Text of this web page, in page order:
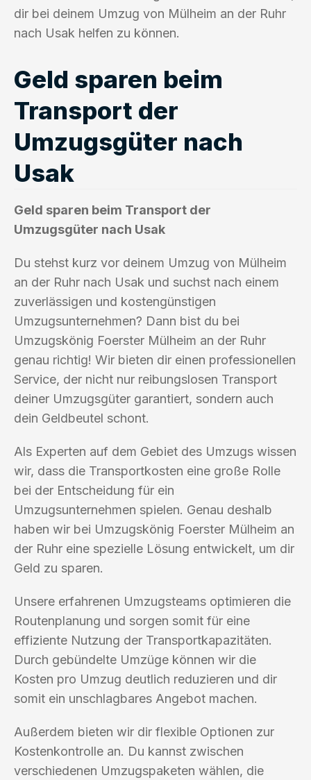
dir bei deinem Umzug von Mülheim an der Ruhr
nach Usak helfen zu können.
Geld sparen beim
Transport der
Umzugsgüter nach
Usak
Geld sparen beim Transport der
Umzugsgüter nach Usak
Du stehst kurz vor deinem Umzug von Mülheim
an der Ruhr nach Usak und suchst nach einem
zuverlässigen und kostengünstigen
Umzugsunternehmen? Dann bist du bei
Umzugskönig Foerster Mülheim an der Ruhr
genau richtig! Wir bieten dir einen professionellen
Service, der nicht nur reibungslosen Transport
deiner Umzugsgüter garantiert, sondern auch
dein Geldbeutel schont.
Als Experten auf dem Gebiet des Umzugs wissen
wir, dass die Transportkosten eine große Rolle
bei der Entscheidung für ein
Umzugsunternehmen spielen. Genau deshalb
haben wir bei Umzugskönig Foerster Mülheim an
der Ruhr eine spezielle Lösung entwickelt, um dir
Geld zu sparen.
Unsere erfahrenen Umzugsteams optimieren die
Routenplanung und sorgen somit für eine
effiziente Nutzung der Transportkapazitäten.
Durch gebündelte Umzüge können wir die
Kosten pro Umzug deutlich reduzieren und dir
somit ein unschlagbares Angebot machen.
Außerdem bieten wir dir flexible Optionen zur
Kostenkontrolle an. Du kannst zwischen
verschiedenen Umzugspaketen wählen, die